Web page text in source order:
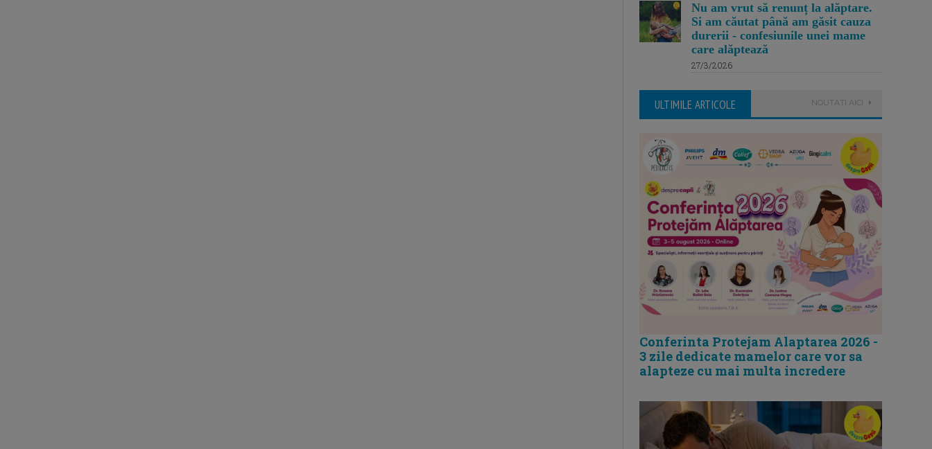
Nu am vrut să renunț la alăptare.
Si am căutat până am găsit cauza
durerii - confesiunile unei mame
care alăptează
27/3/2026
ULTIMILE ARTICOLE NOUTATI AICI
Conferinta Protejam Alaptarea 2026 -
3 zile dedicate mamelor care vor sa
alapteze cu mai multa incredere